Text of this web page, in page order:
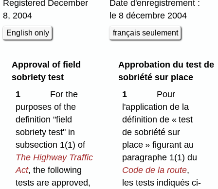
Registered December
8, 2004
English only
Date d'enregistrement :
le 8 décembre 2004
français seulement
Approval of field
sobriety test
1
For the
purposes of the
definition "field
sobriety test" in
subsection 1(1) of
The Highway Traffic
Act, the following
tests are approved,
Approbation du test de
sobriété sur place
1
Pour
l'application de la
définition de « test
de sobriété sur
place » figurant au
paragraphe 1(1) du
Code de la route,
les tests indiqués ci-